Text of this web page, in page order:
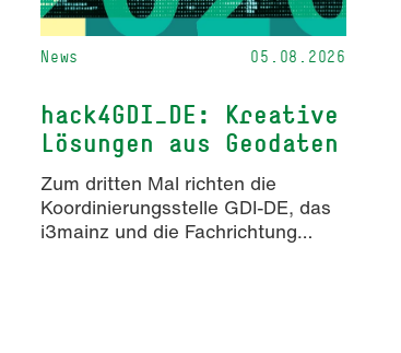
News 05.08.2026
hack4GDI_DE: Kreative
Lösungen aus Geodaten
Zum dritten Mal richten die
Koordinierungsstelle GDI-DE, das
i3mainz und die Fachrichtung